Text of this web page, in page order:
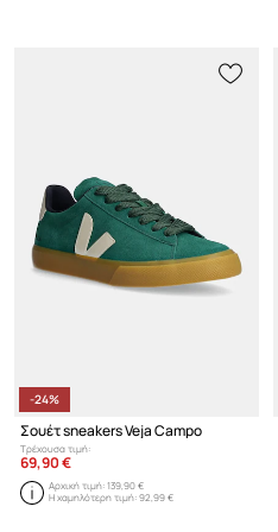
-24%
Σουέτ sneakers Veja Campo
Τρέχουσα τιμή:
69,90 €
Αρχική τιμή:139,90 €
Η χαμηλότερη τιμή:92,99 €